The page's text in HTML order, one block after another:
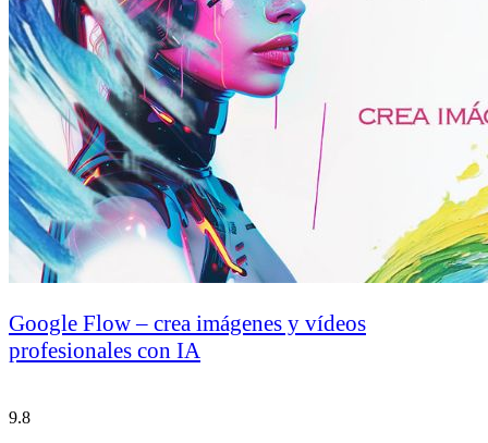
Google Flow – crea imágenes y vídeos
profesionales con IA
9.8